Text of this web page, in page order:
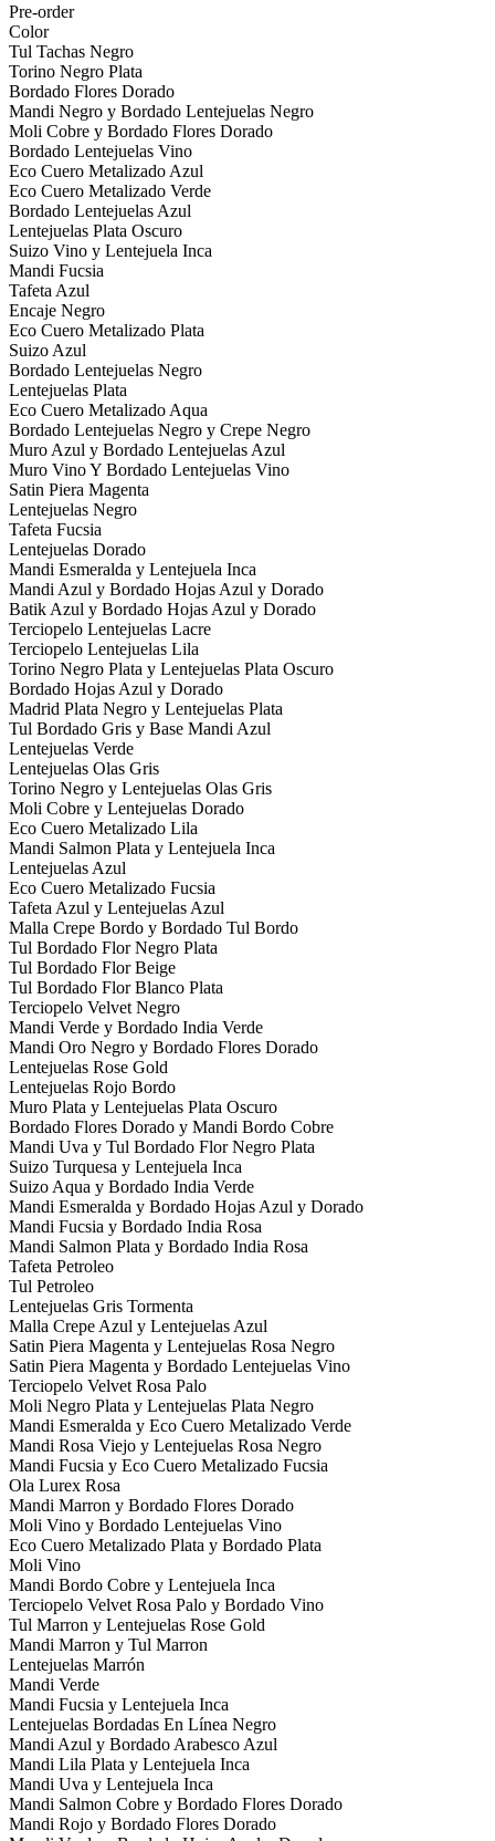
Pre-order
Color
Tul Tachas Negro
Torino Negro Plata
Bordado Flores Dorado
Mandi Negro y Bordado Lentejuelas Negro
Moli Cobre y Bordado Flores Dorado
Bordado Lentejuelas Vino
Eco Cuero Metalizado Azul
Eco Cuero Metalizado Verde
Bordado Lentejuelas Azul
Lentejuelas Plata Oscuro
Suizo Vino y Lentejuela Inca
Mandi Fucsia
Tafeta Azul
Encaje Negro
Eco Cuero Metalizado Plata
Suizo Azul
Bordado Lentejuelas Negro
Lentejuelas Plata
Eco Cuero Metalizado Aqua
Bordado Lentejuelas Negro y Crepe Negro
Muro Azul y Bordado Lentejuelas Azul
Muro Vino Y Bordado Lentejuelas Vino
Satin Piera Magenta
Lentejuelas Negro
Tafeta Fucsia
Lentejuelas Dorado
Mandi Esmeralda y Lentejuela Inca
Mandi Azul y Bordado Hojas Azul y Dorado
Batik Azul y Bordado Hojas Azul y Dorado
Terciopelo Lentejuelas Lacre
Terciopelo Lentejuelas Lila
Torino Negro Plata y Lentejuelas Plata Oscuro
Bordado Hojas Azul y Dorado
Madrid Plata Negro y Lentejuelas Plata
Tul Bordado Gris y Base Mandi Azul
Lentejuelas Verde
Lentejuelas Olas Gris
Torino Negro y Lentejuelas Olas Gris
Moli Cobre y Lentejuelas Dorado
Eco Cuero Metalizado Lila
Mandi Salmon Plata y Lentejuela Inca
Lentejuelas Azul
Eco Cuero Metalizado Fucsia
Tafeta Azul y Lentejuelas Azul
Malla Crepe Bordo y Bordado Tul Bordo
Tul Bordado Flor Negro Plata
Tul Bordado Flor Beige
Tul Bordado Flor Blanco Plata
Terciopelo Velvet Negro
Mandi Verde y Bordado India Verde
Mandi Oro Negro y Bordado Flores Dorado
Lentejuelas Rose Gold
Lentejuelas Rojo Bordo
Muro Plata y Lentejuelas Plata Oscuro
Bordado Flores Dorado y Mandi Bordo Cobre
Mandi Uva y Tul Bordado Flor Negro Plata
Suizo Turquesa y Lentejuela Inca
Suizo Aqua y Bordado India Verde
Mandi Esmeralda y Bordado Hojas Azul y Dorado
Mandi Fucsia y Bordado India Rosa
Mandi Salmon Plata y Bordado India Rosa
Tafeta Petroleo
Tul Petroleo
Lentejuelas Gris Tormenta
Malla Crepe Azul y Lentejuelas Azul
Satin Piera Magenta y Lentejuelas Rosa Negro
Satin Piera Magenta y Bordado Lentejuelas Vino
Terciopelo Velvet Rosa Palo
Moli Negro Plata y Lentejuelas Plata Negro
Mandi Esmeralda y Eco Cuero Metalizado Verde
Mandi Rosa Viejo y Lentejuelas Rosa Negro
Mandi Fucsia y Eco Cuero Metalizado Fucsia
Ola Lurex Rosa
Mandi Marron y Bordado Flores Dorado
Moli Vino y Bordado Lentejuelas Vino
Eco Cuero Metalizado Plata y Bordado Plata
Moli Vino
Mandi Bordo Cobre y Lentejuela Inca
Terciopelo Velvet Rosa Palo y Bordado Vino
Tul Marron y Lentejuelas Rose Gold
Mandi Marron y Tul Marron
Lentejuelas Marrón
Mandi Verde
Mandi Fucsia y Lentejuela Inca
Lentejuelas Bordadas En Línea Negro
Mandi Azul y Bordado Arabesco Azul
Mandi Lila Plata y Lentejuela Inca
Mandi Uva y Lentejuela Inca
Mandi Salmon Cobre y Bordado Flores Dorado
Mandi Rojo y Bordado Flores Dorado